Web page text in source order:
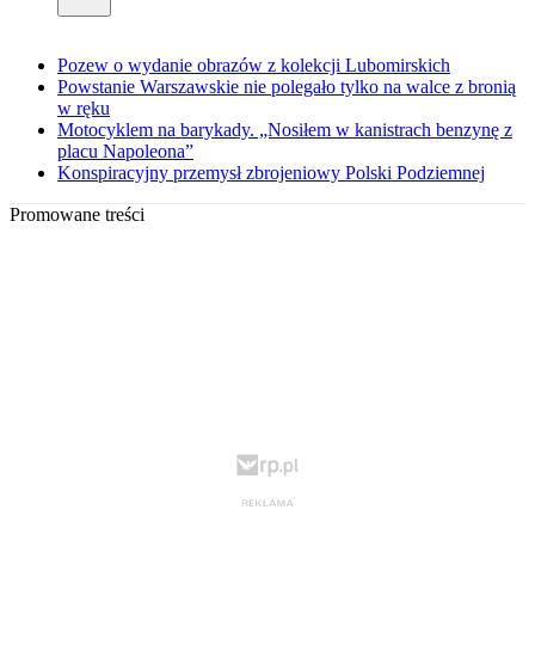
Pozew o wydanie obrazów z kolekcji Lubomirskich
Powstanie Warszawskie nie polegało tylko na walce z bronią
w ręku
Motocyklem na barykady. „Nosiłem w kanistrach benzynę z
placu Napoleona”
Konspiracyjny przemysł zbrojeniowy Polski Podziemnej
Promowane treści